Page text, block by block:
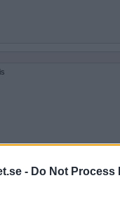
- Do Not Process